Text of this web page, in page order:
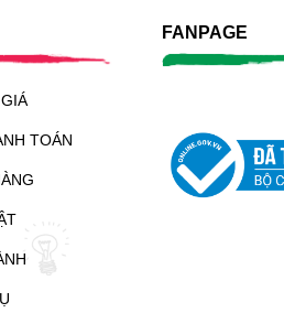
TOÁN
FANPAGE